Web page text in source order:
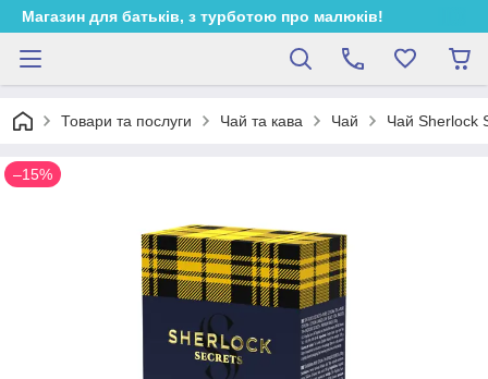
Магазин для батьків, з турботою про малюків!
Товари та послуги Чай та кава Чай Чай Sherlock
–15%